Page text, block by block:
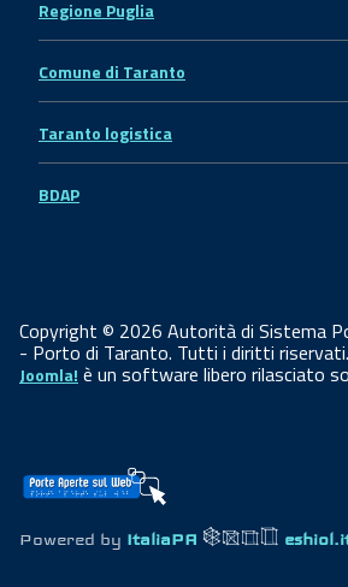
Regione Puglia
Comune di Taranto
Taranto logistica
BDAP
Copyright © 2026 Autorità di Sistema
- Porto di Taranto. Tutti i diritti riservati.
Joomla! è un software libero rilasciato
Powered by ItaliaPA